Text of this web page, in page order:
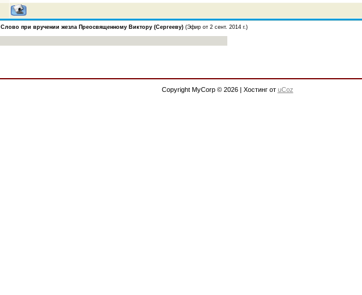
Слово при вручении жезла Преосвященному Виктору (Сергееву) (Эфир от 2 сент. 2014 г.)
Copyright MyCorp © 2026| Хостинг от uCoz